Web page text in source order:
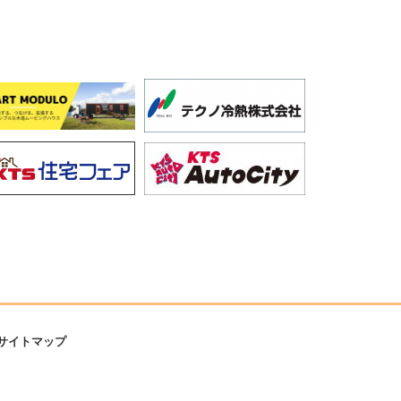
イトマップ